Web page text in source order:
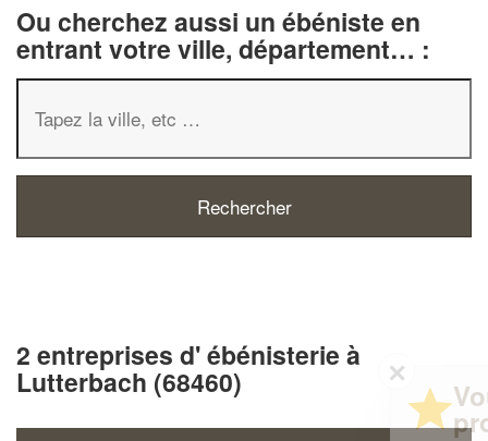
Ou cherchez aussi un ébéniste en
entrant votre ville, département… :
2 entreprises d' ébénisterie à
Lutterbach (68460)
✕
Vous êtes un
professionnel ?